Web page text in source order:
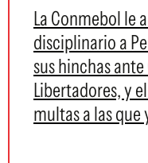
La Conmebol le
disciplinario a
sus hinchas
Libertadores, y
multas a las que